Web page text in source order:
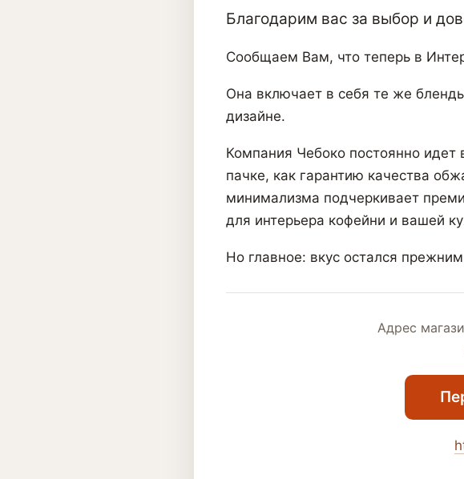
Благодарим вас за выбор и
Сообщаем Вам, что теперь в
Она включает в себя те же
дизайне.
Компания Чебоко постоянно идет
пачке, как гарантию качества
минимализма подчеркивает
для интерьера кофейни и вашей
Но главное: вкус остался
Адрес